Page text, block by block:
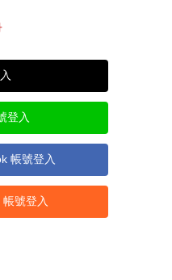
登入
帳號登入
號登入